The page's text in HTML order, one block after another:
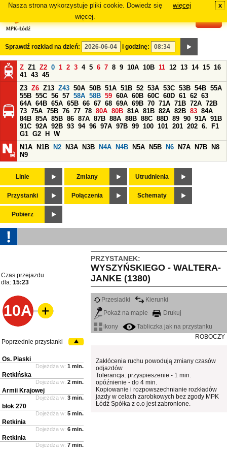
Nasza strona wykorzystuje pliki cookie. Dowiedz się
więcej.
więcej x
Sprawdź rozkład na dzień: i godzinę:
Z Z1 Z2 0 1 2 3 4 5 6 7 8 9 10A 10B 11 12 13 14 15 16
41 43 45
Z3 Z6 Z13 Z43 50A 50B 51A 51B 52 53A 53C 53B 54B 55A
55B 55C 56 57 58A 58B 59 60A 60B 60C 60D 61 62 63
64A 64B 65A 65B 66 67 68 69A 69B 70 71A 71B 72A 72B
73 75A 75B 76 77 78 80A 80B 81A 81B 82A 82B 83 84A
84B 85A 85B 86 87A 87B 88A 88B 88C 88D 89 90 91A 91B
91C 92A 92B 93 94 96 97A 97B 99 100 101 201 202 6.
F1
G1 G2 H
W
N1A
N1B N2 N3A N3B N4A N4B N5A N5B N6 N7A N7B
N8
N9
Linie Zmiany Utrudnienia
Przystanki Połączenia Schematy
Pobierz
PRZYSTANEK:
WYSZYŃSKIEGO - WALTERA-
JANKE (1380)
Czas przejazdu
dla: 15:23
10A
Przesiadki
Kierunki
Pokaż na mapie
Drukuj
ikony
Tabliczka jak na przystanku
ROBOCZY
Zakłócenia ruchu powodują zmiany czasów
odjazdów
Tolerancja: przyspieszenie - 1 min.
opóźnienie - do 4 min.
Kopiowanie i rozpowszechnianie rozkładów
jazdy w celach zarobkowych bez zgody MPK
Łódź Spółka z o.o jest zabronione.
Poprzednie przystanki
Os. Piaski
Dojeżdża w: 1 min.
Retkińska
Dojeżdża w: 2 min.
Armii Krajowej
Dojeżdża w: 3 min.
blok 270
Dojeżdża w: 5 min.
Retkinia
Dojeżdża w: 6 min.
Retkinia
Dojeżdża w: 7 min.